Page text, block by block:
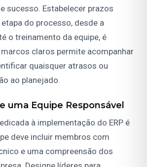
sucesso. Estabelecer prazos
do processo, desde a
o treinamento da equipe, é
claros permite acompanhar
quaisquer atrasos ou
ao planejado.
uma Equipe Responsável
à implementação do ERP é
deve incluir membros com
e uma compreensão dos